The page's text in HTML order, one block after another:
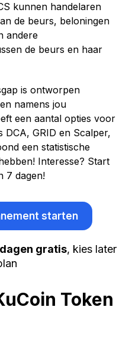
kunnen handelaren
de beurs, beloningen
andere
de beurs en haar
is ontworpen
namens jou
een aantal opties voor
DCA, GRID en Scalper,
een statistische
Interesse? Start
7 dagen!
starten
gratis, kies later
Token